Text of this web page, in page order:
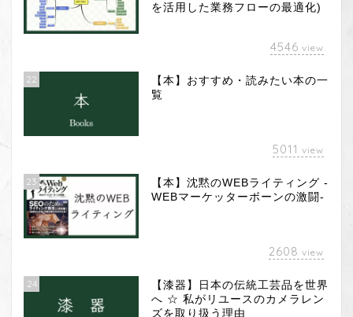
を活用した業務フローの最適化)
4546 view
22
【本】おすすめ・読みたい本の一
覧
5011 view
23
【本】沈黙のWEBライティング -
WEBマーケッターボーンの激闘-
2608 view
24
【漆器】日本の伝統工芸品を世界
へ ☆ 私がリユースのカメラレン
ズを取り扱う理由